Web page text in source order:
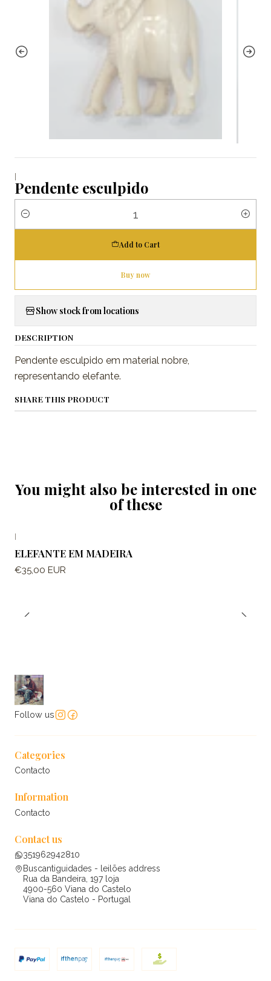
|
Pendente esculpido
Quantity
Add to Cart
Buy now
Show stock from locations
DESCRIPTION
Pendente esculpido em material nobre,
representando elefante.
SHARE THIS PRODUCT
You might also be interested in one
of these
|
ELEFANTE EM MADEIRA
€35,00 EUR
Follow us
Categories
Contacto
Information
Contacto
Contact us
351962942810
Buscantiguidades - leilões address
Rua da Bandeira, 197 loja
4900-560 Viana do Castelo
Viana do Castelo - Portugal